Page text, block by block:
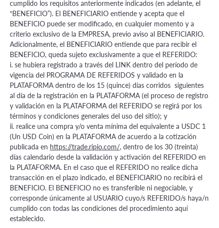
cumplido los requisitos anteriormente indicados (en adelante, el
“BENEFICIO”). El BENEFICIARIO entiende y acepta que el
BENEFICIO puede ser modificado, en cualquier momento y a
criterio exclusivo de la EMPRESA, previo aviso al BENEFICIARIO.
Adicionalmente, el BENEFICIARIO entiende que para recibir el
BENEFICIO, queda sujeto exclusivamente a que el REFERIDO:
i. se hubiera registrado a través del LINK dentro del período de
vigencia del PROGRAMA DE REFERIDOS y validado en la
PLATAFORMA dentro de los 15 (quince) días corridos siguientes
al día de la registración en la PLATAFORMA (el proceso de registro
y validación en la PLATAFORMA del REFERIDO se regirá por los
términos y condiciones generales del uso del sitio); y
ii. realice una compra y/o venta mínima del equivalente a USDC 1
(Un USD Coin) en la PLATAFORMA de acuerdo a la cotización
publicada en https://trade.ripio.com/, dentro de los 30 (treinta)
días calendario desde la validación y activación del REFERIDO en
la PLATAFORMA. En el caso que el REFERIDO no realice dicha
transacción en el plazo indicado, el BENEFICIARIO no recibirá el
BENEFICIO. El BENEFICIO no es transferible ni negociable, y
corresponde únicamente al USUARIO cuyo/s REFERIDO/s haya/n
cumplido con todas las condiciones del procedimiento aquí
establecido.